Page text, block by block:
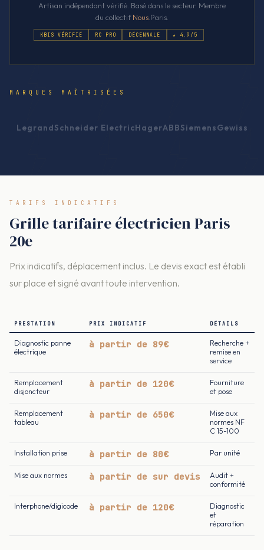
Artisan indépendant vérifié. Basé dans le secteur. Membre
du collectifNous .Paris.
KBIS VÉRIFIÉ RC PRO DÉCENNALE ★ 4.9/5
MARQUES MAÎTRISÉES
LegrandSchneider ElectricHagerABBSiemensGewiss
TARIFS INDICATIFS
Grille tarifaire électricien Paris
20e
Prix indicatifs, déplacement inclus. Le devis exact est établi
sur place et signé avant toute intervention.
PRESTATION PRIX INDICATIF DÉTAILS
Diagnostic panne
électrique
à partir de 89€
Recherche +
remise en
service
Remplacement
disjoncteur
à partir de 120€
Fourniture
et pose
Remplacement
tableau
à partir de 650€
Mise aux
normes NF
C 15-100
Installation prise à partir de 80€ Par unité
Mise aux normes à partir de sur devis
Audit +
conformité
Interphone/digicode à partir de 120€
Diagnostic
et
réparation